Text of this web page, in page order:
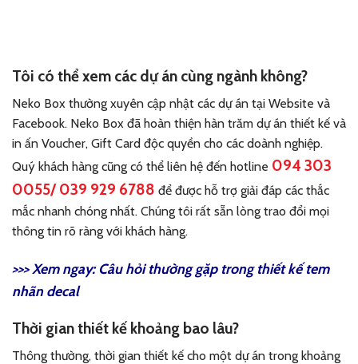
Tôi có thể xem các dự án cùng ngành không?
Neko Box thường xuyên cập nhật các dự án tại Website và
Facebook. Neko Box đã hoàn thiện hàn trăm dự án thiết kế và
in ấn Voucher, Gift Card độc quyền cho các doành nghiệp.
Quý khách hàng cũng có thể liên hệ đến hotline 094 303
0055/039 929 6788 để được hỗ trợ giải đáp các thắc
mắc nhanh chóng nhất. Chúng tôi rất sẵn lòng trao đổi mọi
thông tin rõ ràng với khách hàng.
>>> Xem ngay:Câu hỏi thường gặp trong thiết kế tem
nhãn decal
Thời gian thiết kế khoảng bao lâu?
Thông thường, thời gian thiết kế cho một dự án trong khoảng